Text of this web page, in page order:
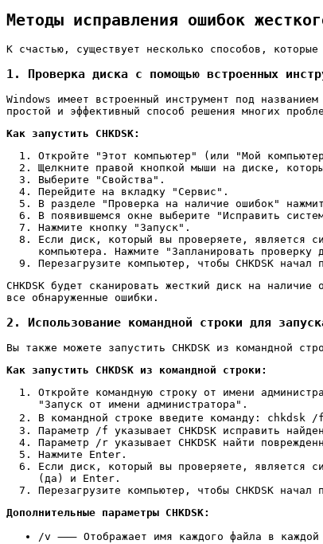
Методы исправления ошибок
К счастью, существует несколько способов,
1. Проверка диска с помощью встроенных
Windows имеет встроенный инструмент под
простой и эффективный способ решения многих
Как запустить CHKDSK:
Откройте "Этот компьютер" (или "Мой
Щелкните правой кнопкой мыши на диске,
Выберите "Свойства".
Перейдите на вкладку "Сервис".
В разделе "Проверка на наличие ошибок"
В появившемся окне выберите "Исправить
Нажмите кнопку "Запуск".
Если диск, который вы проверяете, является
компьютера. Нажмите "Запланировать проверку
Перезагрузите компьютер, чтобы CHKDSK
CHKDSK будет сканировать жесткий диск на
все обнаруженные ошибки.
2. Использование командной строки для запуска
Вы также можете запустить CHKDSK из командной
Как запустить CHKDSK из командной строки:
Откройте командную строку от имени
"Запуск от имени администратора".
В командной строке введите команду: chkdsk
Параметр /f указывает CHKDSK исправить
Параметр /r указывает CHKDSK найти
Нажмите Enter.
Если диск, который вы проверяете, является
(да) и Enter.
Перезагрузите компьютер, чтобы CHKDSK
Дополнительные параметры CHKDSK:
/v ⸺ Отображает имя каждого файла в каждой